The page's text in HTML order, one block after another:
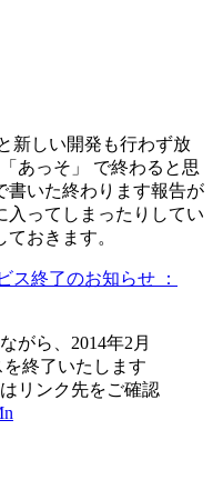
新しい開発も行わず放
あっそ」 で終わると思
書いた終わります報告が
入ってしまったりしてい
おきます。
ス終了のお知らせ ：
がら、2014年2月
終了いたします
リンク先をご確認